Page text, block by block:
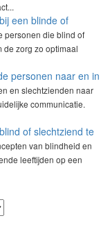
een blinde of
personen die blind of
de zorg zo optimaal
personen naar en in
en slechtzienden naar
communicatie.
of slechtziend te
van blindheid en
leeftijden op een